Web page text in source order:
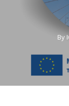
By